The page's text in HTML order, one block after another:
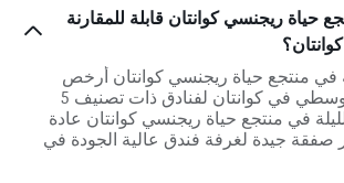
حياة ريجنسي كوانتان قابلة للمقارنة
في منتجع حياة ريجنسي كوانتان أرخص
بنسبة 108% عن الوسطي في كوانتان لفنادق ذات تصنيف 5
في منتجع حياة ريجنسي كوانتان عادة
صفقة جيدة لغرفة فندق عالية الجودة في